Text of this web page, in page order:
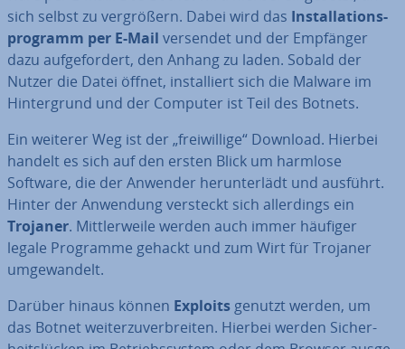
sich selbst zu ver­grö­ßern. Dabei wird das In­stal­la­ti­ons­
pro­gramm per E-Mail versendet und der Empfänger
dazu auf­ge­for­dert, den Anhang zu laden. Sobald der
Nutzer die Datei öffnet, in­stal­liert sich die Malware im
Hin­ter­grund und der Computer ist Teil des Botnets.
Ein weiterer Weg ist der „frei­wil­li­ge“ Download. Hierbei
handelt es sich auf den ersten Blick um harmlose
Software, die der Anwender her­un­ter­lädt und ausführt.
Hinter der Anwendung versteckt sich al­ler­dings ein
Trojaner. Mitt­ler­wei­le werden auch immer häufiger
legale Programme gehackt und zum Wirt für Trojaner
um­ge­wan­delt.
Darüber hinaus können Exploits genutzt werden, um
das Botnet wei­ter­zu­ver­brei­ten. Hierbei werden Si­cher­